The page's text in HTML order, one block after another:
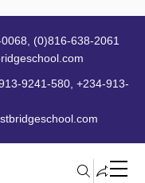
(0)816-638-2061
9241-580 +234-913-